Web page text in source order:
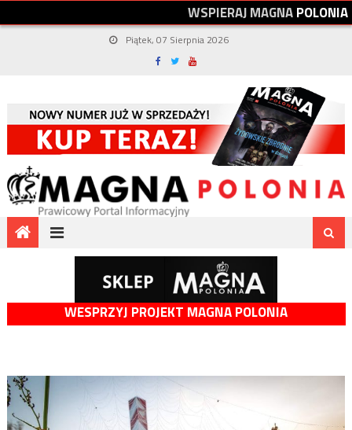
WSPIERAJMAGNAPOLONIA
Piątek, 07 Sierpnia 2026
WESPRZYJ PROJEKT MAGNA POLONIA